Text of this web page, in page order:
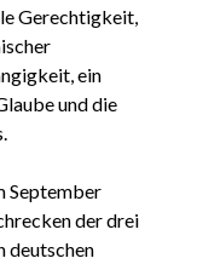
Gerechtigkeit,
ein
und die
September
der drei
deutschen